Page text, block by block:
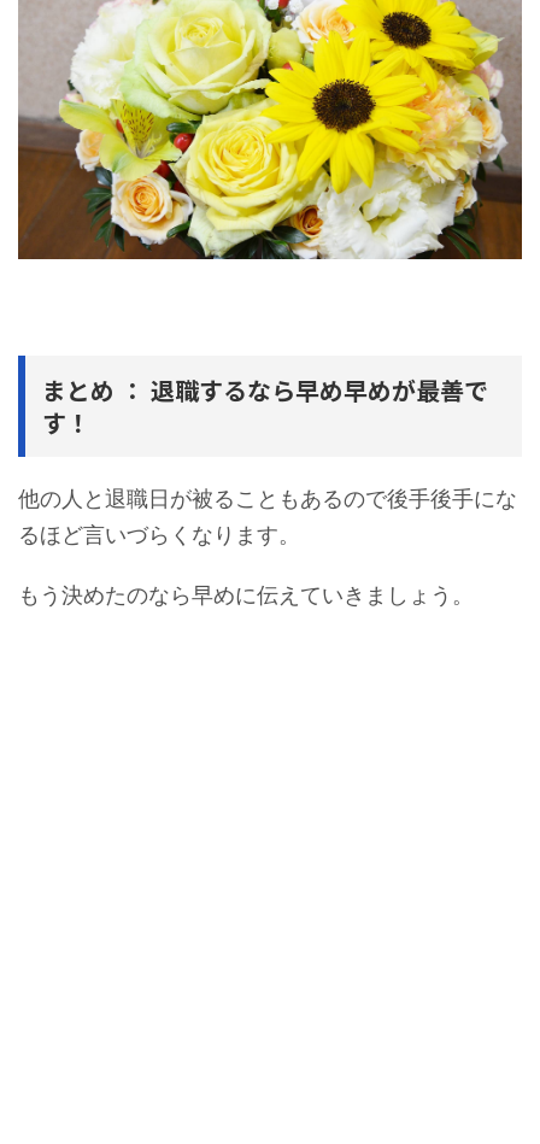
まとめ ： 退職するなら早め早めが最善で
す！
他の人と退職日が被ることもあるので後手後手にな
るほど言いづらくなります。
もう決めたのなら早めに伝えていきましょう。